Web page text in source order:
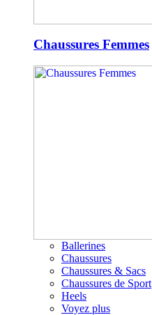
Chaussures Femmes
Ballerines
Chaussures
Chaussures & Sacs
Chaussures de Sport
Heels
Voyez plus